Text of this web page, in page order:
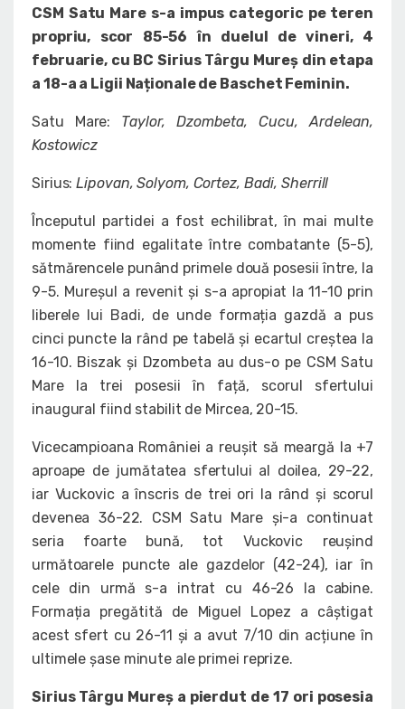
CSM Satu Mare s-a impus categoric pe teren
propriu, scor 85-56 în duelul de vineri, 4
februarie, cu BC Sirius Târgu Mureș din etapa
a 18-a a Ligii Naționale de Baschet Feminin.
Satu Mare: Taylor, Dzombeta, Cucu, Ardelean,
Kostowicz
Sirius:Lipovan, Solyom, Cortez, Badi, Sherrill
Începutul partidei a fost echilibrat, în mai multe
momente fiind egalitate între combatante (5-5),
sătmărencele punând primele două posesii între, la
9-5. Mureșul a revenit și s-a apropiat la 11-10 prin
liberele lui Badi, de unde formația gazdă a pus
cinci puncte la rând pe tabelă și ecartul creștea la
16-10. Biszak și Dzombeta au dus-o pe CSM Satu
Mare la trei posesii în față, scorul sfertului
inaugural fiind stabilit de Mircea, 20-15.
Vicecampioana României a reușit să meargă la +7
aproape de jumătatea sfertului al doilea, 29-22,
iar Vuckovic a înscris de trei ori la rând și scorul
devenea 36-22. CSM Satu Mare și-a continuat
seria foarte bună, tot Vuckovic reușind
următoarele puncte ale gazdelor (42-24), iar în
cele din urmă s-a intrat cu 46-26 la cabine.
Formația pregătită de Miguel Lopez a câștigat
acest sfert cu 26-11 și a avut 7/10 din acțiune în
ultimele șase minute ale primei reprize.
Sirius Târgu Mureș a pierdut de 17 ori posesia